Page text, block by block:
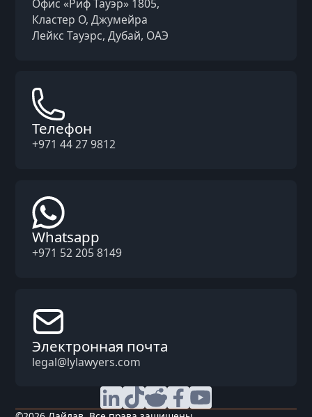
Офис «Риф Тауэр» 1805,
Кластер O, Джумейра
Лейкс Тауэрс, Дубай, ОАЭ
Телефон
+971 44 27 9812
Whatsapp
+971 52 205 8149
Электронная почта
legal@lylawyers.com